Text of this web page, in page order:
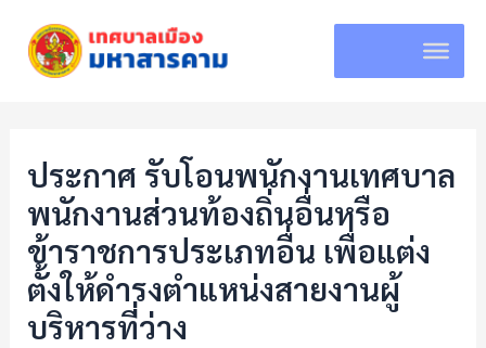
content
ประกาศ รับโอนพนักงานเทศบาล
พนักงานส่วนท้องถิ่นอื่นหรือ
ข้าราชการประเภทอื่น เพื่อแต่ง
ตั้งให้ดำรงตำแหน่งสายงานผู้
บริหารที่ว่าง